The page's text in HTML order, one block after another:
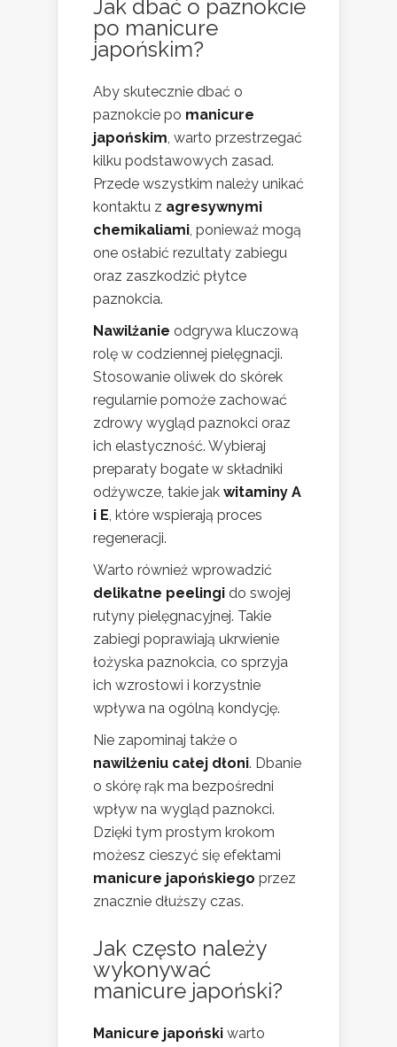
Jak dbać o paznokcie
po manicure
japońskim?
Aby skutecznie dbać o
paznokcie po manicure
japońskim, warto przestrzegać
kilku podstawowych zasad.
Przede wszystkim należy unikać
kontaktu z agresywnymi
chemikaliami, ponieważ mogą
one osłabić rezultaty zabiegu
oraz zaszkodzić płytce
paznokcia.
Nawilżanie odgrywa kluczową
rolę w codziennej pielęgnacji.
Stosowanie oliwek do skórek
regularnie pomoże zachować
zdrowy wygląd paznokci oraz
ich elastyczność. Wybieraj
preparaty bogate w składniki
odżywcze, takie jak witaminy A
i E, które wspierają proces
regeneracji.
Warto również wprowadzić
delikatne peelingi do swojej
rutyny pielęgnacyjnej. Takie
zabiegi poprawiają ukrwienie
łożyska paznokcia, co sprzyja
ich wzrostowi i korzystnie
wpływa na ogólną kondycję.
Nie zapominaj także o
nawilżeniu całej dłoni. Dbanie
o skórę rąk ma bezpośredni
wpływ na wygląd paznokci.
Dzięki tym prostym krokom
możesz cieszyć się efektami
manicure japońskiego przez
znacznie dłuższy czas.
Jak często należy
wykonywać
manicure japoński?
Manicure japoński warto